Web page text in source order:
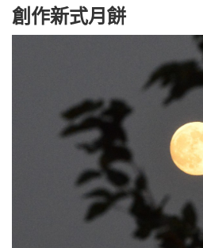
創作新式月餅